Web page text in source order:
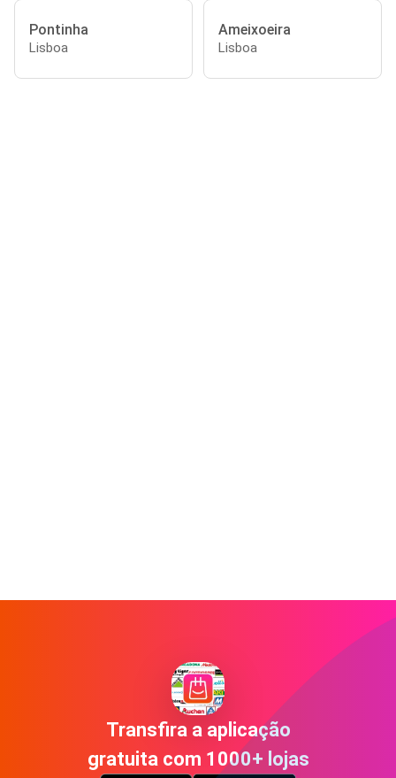
Pontinha
Lisboa
Ameixoeira
Lisboa
Transfira a aplicação
gratuita com 1000+ lojas